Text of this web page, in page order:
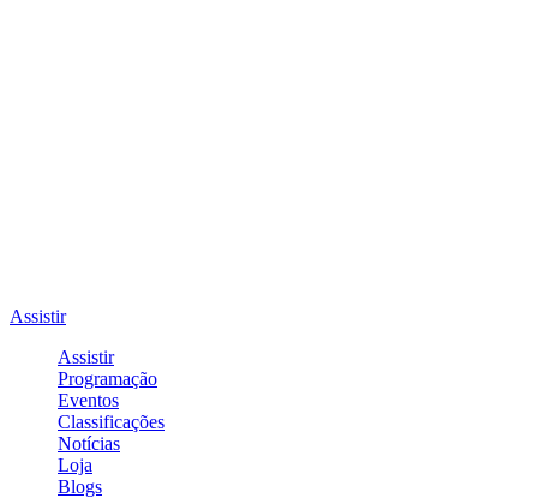
Assistir
Assistir
Programação
Eventos
Classificações
Notícias
Loja
Blogs